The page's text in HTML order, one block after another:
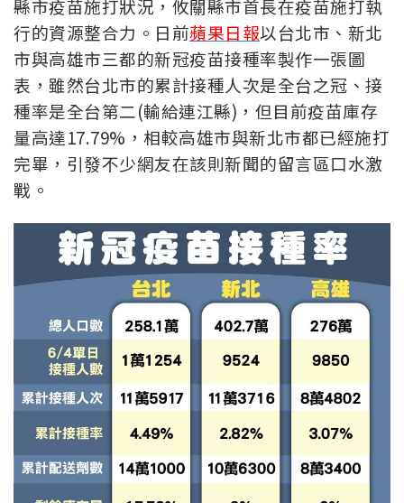
縣市疫苗施打狀況，攸關縣市首長在疫苗施打執
行的資源整合力。日前蘋果日報以台北市、新北
市與高雄市三都的新冠疫苗接種率製作一張圖
表，雖然台北市的累計接種人次是全台之冠、接
種率是全台第二(輸給連江縣)，但目前疫苗庫存
量高達17.79%，相較高雄市與新北市都已經施打
完畢，引發不少網友在該則新聞的留言區口水激
戰。